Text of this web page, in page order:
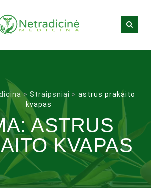
> Straipsniai > astrus prakaito
kvapas
ASTRUS
KVAPAS